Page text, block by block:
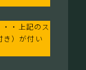
・上記のス
き）が付い